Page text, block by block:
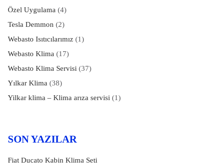
Özel Uygulama(4)
Tesla Demmon (2)
Webasto Isıtıcılarımız(1)
Webasto Klima(17)
Webasto Klima Servisi(37)
Yılkar Klima(38)
Yilkar klima – Klima arıza servisi(1)
SON YAZILAR
Fiat Ducato Kabin Klima Seti